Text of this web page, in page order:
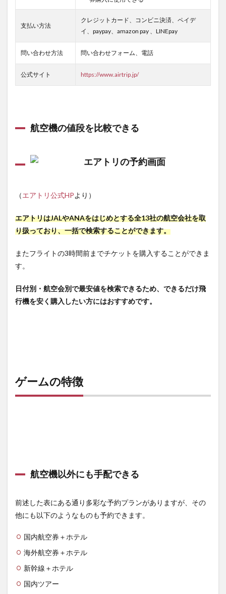
5
トリ
国内
長
の早
得！
往復
別会
用が
お得
日付
5.4
6
レビ
支払い方法
クレジットカード、コンビニ決済、ペイデ
イ、paypay、amazon pay 、LINEpay
問い合わせ方法 問い合わせフォーム、電話
公式サイト https://www.airtrip.jp/
航空機の値段を比較できる
（エアトリ公式HPより）
エアトリはJALやANAをはじめとする全13社の航空会社を取
り扱っており、一括で検索することができます。
またフライトの3時間前までチケットを購入することができま
す。
日付別・航空会別で最安値を検索できるため、できるだけ飛
行機を安く購入したい方にはおすすめです。
ゲームの特徴
航空機以外にも手配できる
前述した表にある通り多彩な予約プランがありますが、その
他にも以下のようなものも予約できます。
国内航空券＋ホテル
海外航空券＋ホテル
新幹線＋ホテル
国内ツアー